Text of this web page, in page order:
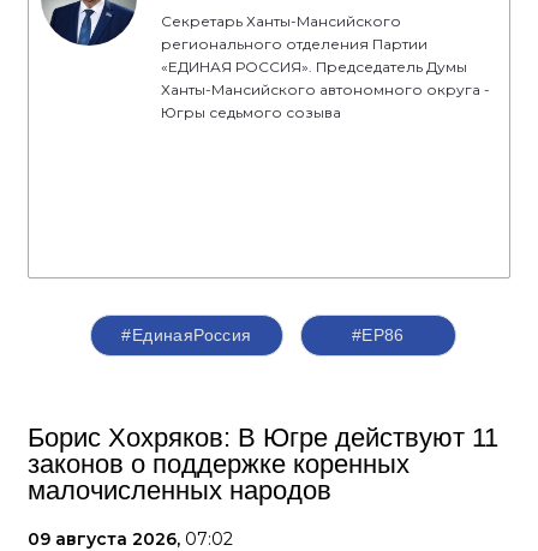
Секретарь Ханты-Мансийского
регионального отделения Партии
«ЕДИНАЯ РОССИЯ». Председатель Думы
Ханты-Мансийского автономного округа -
Югры седьмого созыва
#ЕдинаяРоссия #ЕР86
Борис Хохряков: В Югре действуют 11
законов о поддержке коренных
малочисленных народов
09 августа 2026, 07:02